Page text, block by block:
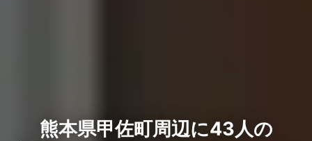
熊本県甲佐町周辺に43人の